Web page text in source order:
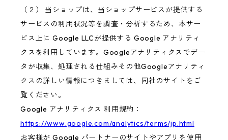
（２） 当ショップは、当ショップサービスが提供する
サービスの利用状況等を調査・分析するため、本サー
ビス上に Google LLCが提供する Google アナリティ
クスを利用しています。Googleアナリティクスでデー
タが収集、処理される仕組みその他Googleアナリティ
クスの詳しい情報につきましては、同社のサイトをご
覧ください。
Google アナリティクス 利用規約：
https://www.google.com/analytics/terms/jp.html
お客様が Google パートナーのサイトやアプリを使用